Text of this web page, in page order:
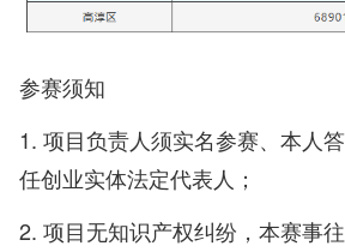
参赛须知
1. 项目负责人须实名参赛、本人
任创业实体法定代表人；
2. 项目无知识产权纠纷，本赛事